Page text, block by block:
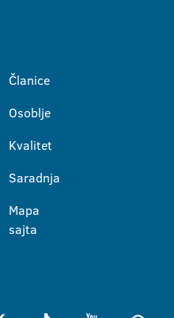
Članice
Osoblje
Kvalitet
Saradnja
Mapa
sajta